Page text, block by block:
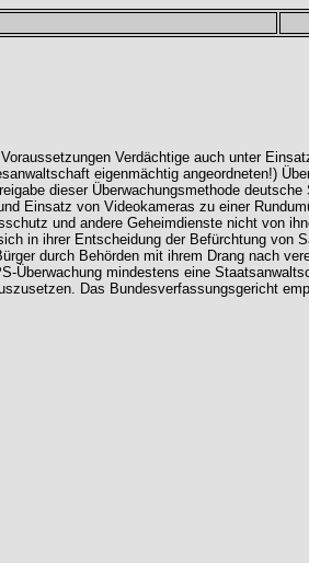
Verdächtige auch unter
eigenmächtig angeordneten!)
dieser Überwachungsmethode
Einsatz von Videokameras zu einer
und andere Geheimdienste nicht von
in ihrer Entscheidung der Befürchtung von
durch Behörden mit ihrem Drang nach
Überwachung mindestens eine
Das Bundesverfassungsgericht